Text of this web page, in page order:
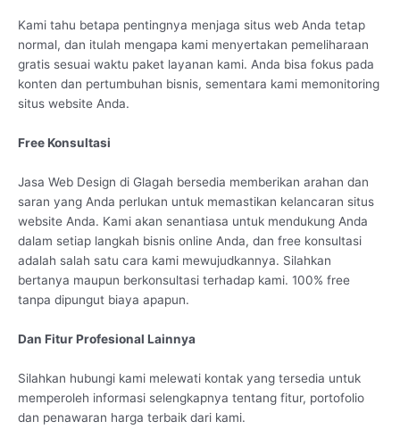
Kami tahu betapa pentingnya menjaga situs web Anda tetap
normal, dan itulah mengapa kami menyertakan pemeliharaan
gratis sesuai waktu paket layanan kami. Anda bisa fokus pada
konten dan pertumbuhan bisnis, sementara kami memonitoring
situs website Anda.
Free Konsultasi
Jasa Web Design di Glagah bersedia memberikan arahan dan
saran yang Anda perlukan untuk memastikan kelancaran situs
website Anda. Kami akan senantiasa untuk mendukung Anda
dalam setiap langkah bisnis online Anda, dan free konsultasi
adalah salah satu cara kami mewujudkannya. Silahkan
bertanya maupun berkonsultasi terhadap kami. 100% free
tanpa dipungut biaya apapun.
Dan Fitur Profesional Lainnya
Silahkan hubungi kami melewati kontak yang tersedia untuk
memperoleh informasi selengkapnya tentang fitur, portofolio
dan penawaran harga terbaik dari kami.